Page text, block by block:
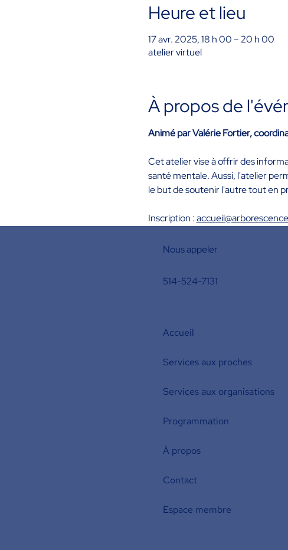
Heure et lieu
17 avr. 2025, 18 h 00 – 20 h 00
atelier virtuel
À propos de
Animé par Valérie Fortier,
Cet atelier vise à offrir des
santé mentale. Aussi, l'atelier
le but de soutenir l'autre tout en
Inscription :
Nous appeler
514-524-7131
Accueil
Services aux proches
Services aux organisations
Programmation
À propos
Contact
Espace membre